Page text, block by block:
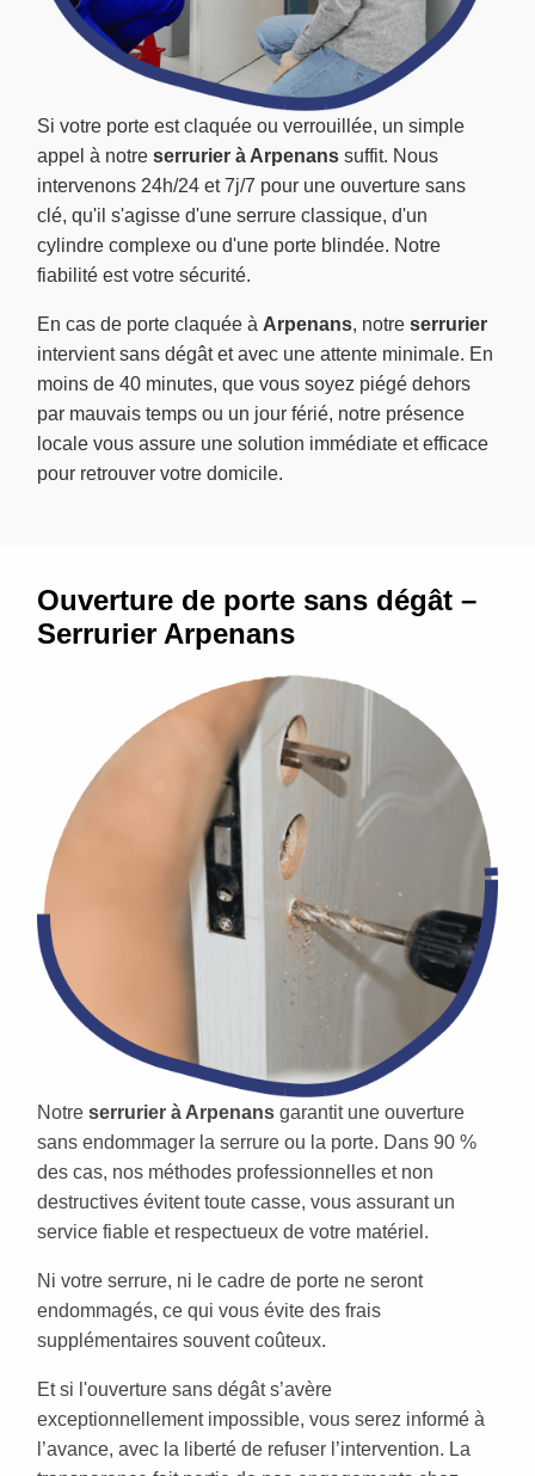
Si votre porte est claquée ou verrouillée, un simple
appel à notre serrurier à Arpenans suffit. Nous
intervenons 24h/24 et 7j/7 pour une ouverture sans
clé, qu'il s'agisse d'une serrure classique, d'un
cylindre complexe ou d'une porte blindée. Notre
fiabilité est votre sécurité.
En cas de porte claquée à Arpenans, notre serrurier
intervient sans dégât et avec une attente minimale. En
moins de 40 minutes, que vous soyez piégé dehors
par mauvais temps ou un jour férié, notre présence
locale vous assure une solution immédiate et efficace
pour retrouver votre domicile.
Ouverture de porte sans dégât –
Serrurier Arpenans
Notre serrurier à Arpenans garantit une ouverture
sans endommager la serrure ou la porte. Dans 90 %
des cas, nos méthodes professionnelles et non
destructives évitent toute casse, vous assurant un
service fiable et respectueux de votre matériel.
Ni votre serrure, ni le cadre de porte ne seront
endommagés, ce qui vous évite des frais
supplémentaires souvent coûteux.
Et si l'ouverture sans dégât s’avère
exceptionnellement impossible, vous serez informé à
l’avance, avec la liberté de refuser l’intervention. La